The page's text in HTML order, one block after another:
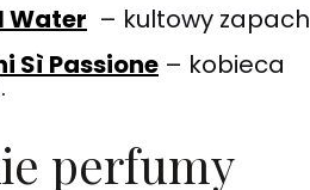
Water – kultowy zapach
Sì Passione – kobieca
perfumy